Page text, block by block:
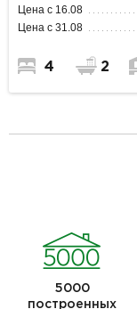
Цена с 16.08
Цена с 31.08
4 2
5000
построенных